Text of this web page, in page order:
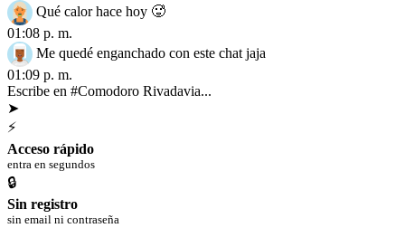
Qué calor hace hoy 🥵
01:08 p. m.
Me quedé enganchado con este chat jaja
01:09 p. m.
Escribe en #Comodoro Rivadavia...
➤
⚡
Acceso rápido
entra en segundos
🔒
Sin registro
sin email ni contraseña